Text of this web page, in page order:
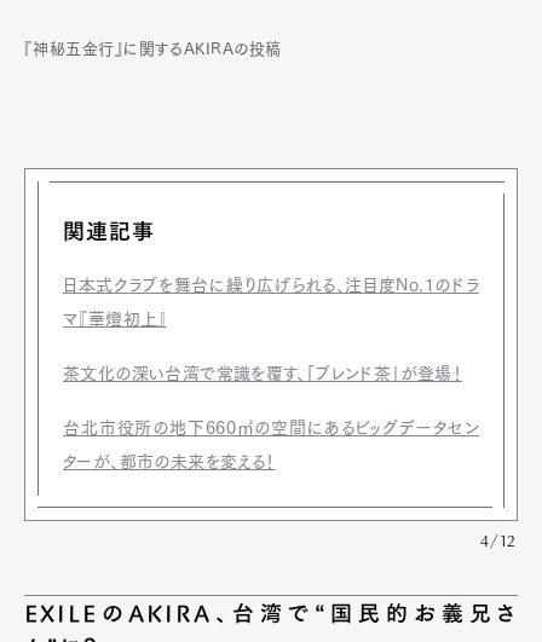
『神秘五金行』に関するAKIRAの投稿
関連記事
日本式クラブを舞台に繰り広げられる、注目度No.1のドラ
マ『華燈初上』
茶文化の深い台湾で常識を覆す、「ブレンド茶」が登場！
台北市役所の地下660㎡の空間にあるビッグデータセン
ターが、都市の未来を変える！
4/12
EXILEのAKIRA、台湾で“国民的お義兄さ